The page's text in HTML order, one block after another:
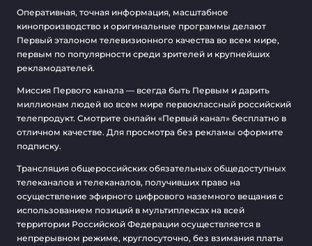
Оперативная, точная информация, масштабное
кинопроизводство и оригинальные программы делают
Первый эталоном телевизионного качества во всем мире,
первым по популярности среди зрителей и крупнейших
рекламодателей.
Миссия Первого канала — всегда быть Первым и дарить
миллионам людей во всем мире первоклассный российский
телепродукт. Смотрите онлайн «Первый канал» бесплатно в
отличном качестве. Для просмотра без рекламы оформите
подписку.
Трансляция общероссийских обязательных общедоступных
телеканалов и телеканалов, получивших право на
осуществление эфирного цифрового наземного вещания с
использованием позиций в мультиплексах на всей
территории Российской Федерации осуществляется в
непрерывном режиме, круглосуточно, без взимания платы